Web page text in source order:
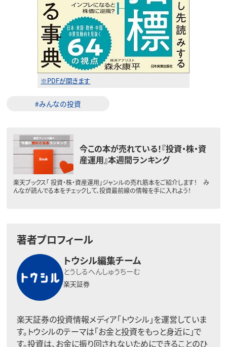
※PDFが開きます
#みんなの投資
今この本が売れている！『投資・株・資
産運用』本週間ランキング
楽天ブックス「 投資・株・資産運用」ジャンルの売れ筋本をご紹介します！ み
んなが読んでる本をチェックして、投資最前線の情報を手に入れよう！
著者プロフィール
トウシル編集チーム
とうしるへんしゅうちーむ
楽天証券
楽天証券の投資情報メディア「トウシル」を運営していま
す。トウシルのテーマは「お金と投資をもっと身近に」で
す。投資は、お金に振り回されないためにできることのひ